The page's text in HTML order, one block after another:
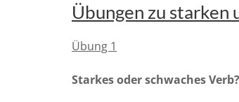
Übungen zu starken
Übung 1
Starkes oder schwaches Verb?